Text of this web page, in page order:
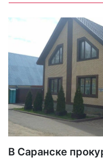
В Саранске